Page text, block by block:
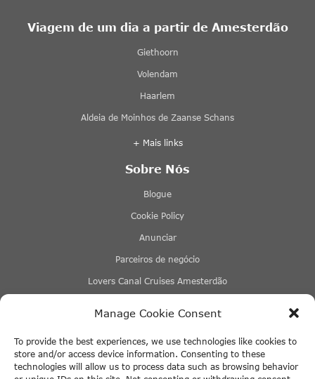
Manage Cookie Consent
To provide the best experiences, we use technologies like cookies to
store and/or access device information. Consenting to these
technologies will allow us to process data such as browsing behavior
Viagem de um dia a partir de Amesterdão
Giethoorn
Volendam
Haarlem
Aldeia de Moinhos de Zaanse Schans
+ Mais links
Sobre Nós
Blogue
Cookie Policy
Anunciar
Parceiros de negócio
Lovers Canal Cruises Amesterdão
Eco Boats Amsterdam
+ Mais links